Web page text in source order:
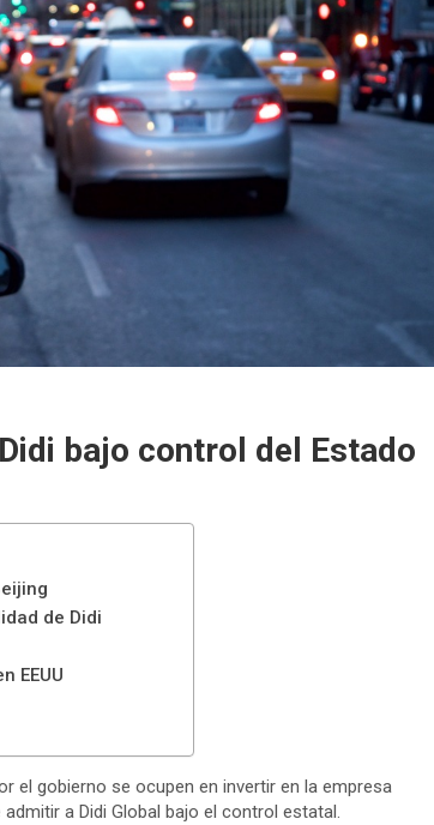
bajo control del Estado
de Didi
EEUU
el gobierno se ocupen en invertir en la empresa
a Didi Global bajo el control estatal.